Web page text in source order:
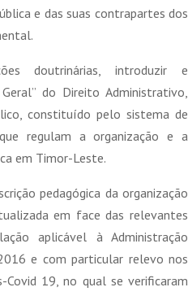
e das suas contrapartes dos
doutrinárias, introduzir e
do Direito Administrativo,
constituído pelo sistema de
regulam a organização e a
em Timor-Leste.
pedagógica da organização
em face das relevantes
aplicável à Administração
e com particular relevo nos
19, no qual se verificaram